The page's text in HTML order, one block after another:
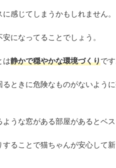
感じてしまうかもしれません。
になってることでしょう。
は静かで穏やかな環境づくりです
ときに危険なものがないよう
うな窓がある部屋があるとベス
ることで猫ちゃんが安心して